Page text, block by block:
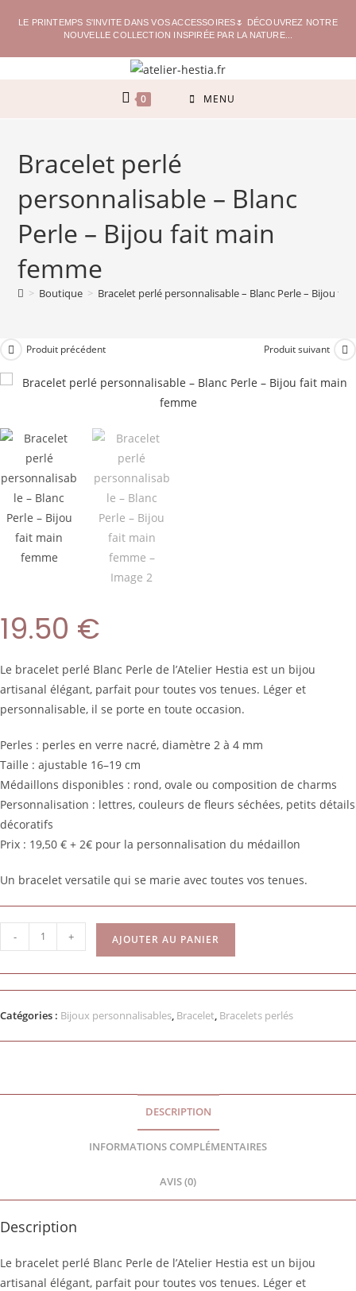
LE PRINTEMPS S'INVITE DANS VOS ACCESSOIRES🌷 DÉCOUVREZ NOTRE
NOUVELLE COLLECTION INSPIRÉE PAR LA NATURE...
0 MENU
Bracelet perlé
personnalisable – Blanc
Perle – Bijou fait main
femme
> Boutique > Bracelet perlé personnalisable – Blanc Perle – Bijou
Produit précédent Produit suivant
19.50 €
Le bracelet perlé Blanc Perle de l’Atelier Hestia est un bijou
artisanal élégant, parfait pour toutes vos tenues. Léger et
personnalisable, il se porte en toute occasion.
Perles : perles en verre nacré, diamètre 2 à 4 mm
Taille : ajustable 16–19 cm
Médaillons disponibles : rond, ovale ou composition de charms
Personnalisation : lettres, couleurs de fleurs séchées, petits détails
décoratifs
Prix : 19,50 € + 2€ pour la personnalisation du médaillon
Un bracelet versatile qui se marie avec toutes vos tenues.
- + AJOUTER AU PANIER
Catégories : Bijoux personnalisables, Bracelet, Bracelets perlés
DESCRIPTION
INFORMATIONS COMPLÉMENTAIRES
AVIS (0)
Description
Le bracelet perlé Blanc Perle de l’Atelier Hestia est un bijou
artisanal élégant, parfait pour toutes vos tenues. Léger et